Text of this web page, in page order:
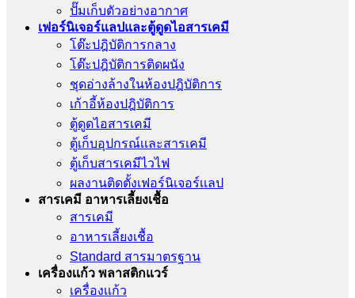
ปั๊มเก็บตัวอย่างอากาศ
เฟอร์นิเจอร์แลปและตู้ดูดไอสารเคมี
โต๊ะปฎิบัติการกลาง
โต๊ะปฎิบัติการติดผนัง
ชุดอ่างล้างในห้องปฎิบัติการ
เก้าอี้ห้องปฎิบัติการ
ตู้ดูดไอสารเคมี
ตู้เก็บอุปกรณ์เเละสารเคมี
ตู้เก็บสารเคมีไวไฟ
ผลงานติดตั้งเฟอร์นิเจอร์เเลป
สารเคมี อาหารเลี้ยงเชื้อ
สารเคมี
อาหารเลี้ยงเชื้อ
Standard สารมาตรฐาน
เครื่องเเก้ว พลาสติกแวร์
เครื่องเเก้ว